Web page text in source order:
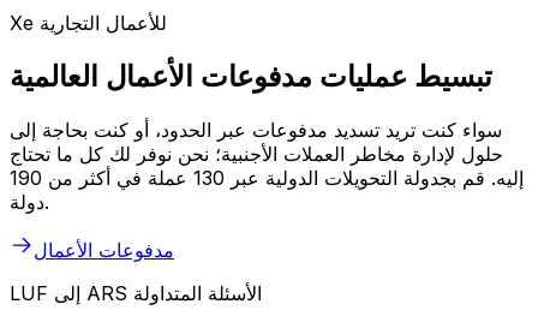
Xe للأعمال التجارية
تبسيط عمليات مدفوعات الأعمال العالمية
سواء كنت تريد تسديد مدفوعات عبر الحدود، أو كنت بحاجة إلى
حلول لإدارة مخاطر العملات الأجنبية؛ نحن نوفر لك كل ما تحتاج
إليه. قم بجدولة التحويلات الدولية عبر 130 عملة في أكثر من 190
دولة.
مدفوعات الأعمال
LUF إلى ARS الأسئلة المتداولة